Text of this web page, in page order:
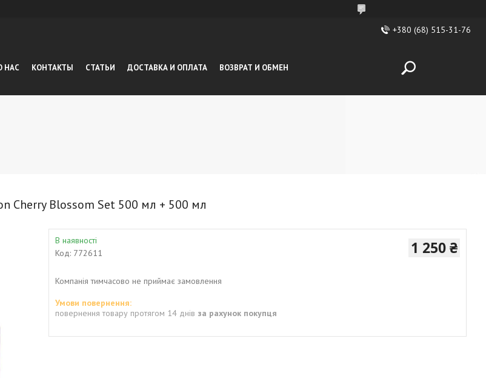
+380 (68) 515-31-76
НАС КОНТАКТЫ СТАТЬИ ДОСТАВКА И ОПЛАТА ВОЗВРАТ И ОБМЕН
Cherry Blossom Set 500 мл + 500 мл
В наявності
Код: 772611 1 250 ₴
Компанія тимчасово не приймає замовлення
повернення товару протягом 14 днів за рахунок покупця